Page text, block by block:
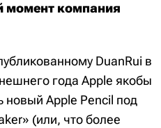
момент компания
DuanRui в
года Apple якобы
новый Apple Pencil под
(или, что более